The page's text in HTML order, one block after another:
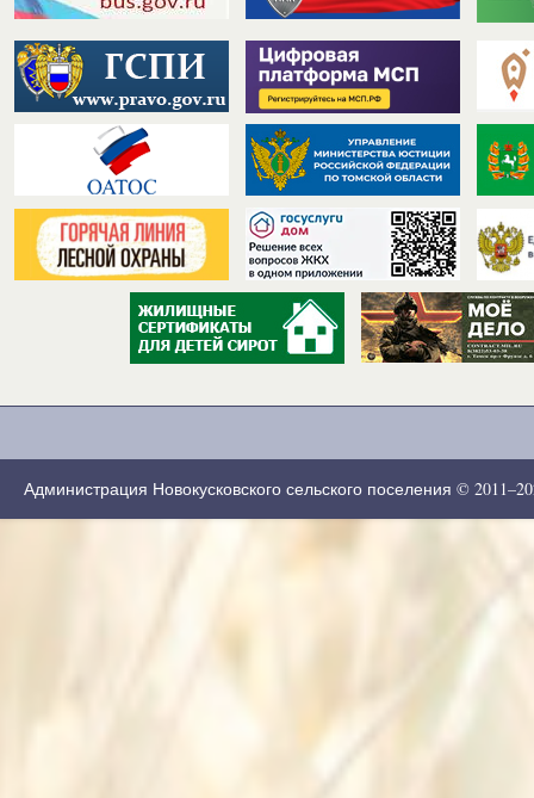
Администрация Новокусковского сельского поселения ©